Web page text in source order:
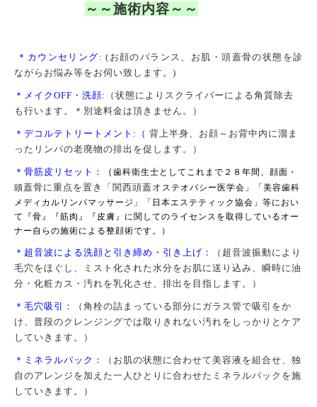
～～施術内容～～
＊カウンセリング: (お顔のバランス、お肌・頭蓋骨の状態を診
ながらお悩み等をお伺い致します。)
＊メイクOFF・洗顔:
（状態によりスクライバーによる角質除去
も行います。＊別途料金は頂きません。）
＊デコルテトリートメント: （ 背上半身、お顔～お背中内に溜ま
ったリンパの老廃物の排出を促します。）
＊骨筋皮リセット： （ 歯科衛生士としてこれまで２８年間、顔面・
頭蓋骨に重点を置き「関西頭蓋オ ステオパシー医学会」「美容歯科
メディカルリンパマッサージ」「日本エステティック協会」等におい
て『骨』『筋肉』『皮膚』に関してのライセンスを取得しているオー
ナー自らの施術による整顔術です。）
＊超音波による洗顔と引き締め・引き上げ：
（超音波振動により
毛穴をほぐし、ミスト化された水分をお肌に送り込み、 瞬時に油
分・化粧カス・汚れを乳化させ、排出を目指します。）
＊毛穴吸引：
（角栓の詰まっている部分にガラス管で吸引をか
け、普段のクレンジングでは取りきれない汚れをしっかりとケア
していきます。）
＊ミネラルパック：
（お肌の状態に合わせて美容液を組合せ、独
自のアレンジを加えた一人ひとりに合わせたミネラルパックを施
していきます。）